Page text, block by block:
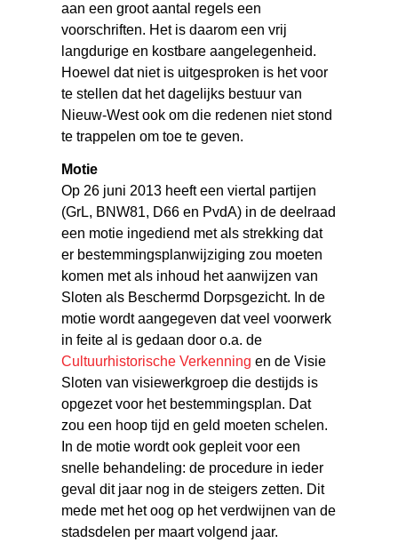
aan een groot aantal regels een
voorschriften. Het is daarom een vrij
langdurige en kostbare aangelegenheid.
Hoewel dat niet is uitgesproken is het voor
te stellen dat het dagelijks bestuur van
Nieuw-West ook om die redenen niet stond
te trappelen om toe te geven.
Motie
Op 26 juni 2013 heeft een viertal partijen
(GrL, BNW81, D66 en PvdA) in de deelraad
een motie ingediend met als strekking dat
er bestemmingsplanwijziging zou moeten
komen met als inhoud het aanwijzen van
Sloten als Beschermd Dorpsgezicht. In de
motie wordt aangegeven dat veel voorwerk
in feite al is gedaan door o.a. de
Cultuurhistorische Verkenning en de Visie
Sloten van visiewerkgroep die destijds is
opgezet voor het bestemmingsplan. Dat
zou een hoop tijd en geld moeten schelen.
In de motie wordt ook gepleit voor een
snelle behandeling: de procedure in ieder
geval dit jaar nog in de steigers zetten. Dit
mede met het oog op het verdwijnen van de
stadsdelen per maart volgend jaar.